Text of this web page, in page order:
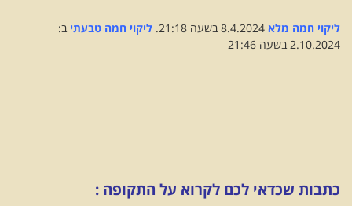
ליקוי חמה מלא ליקוי חמה טבעתי ב:
2.10.2024 בשעה 21:46
כתבות שכדאי לכם לקרוא על התקופה :